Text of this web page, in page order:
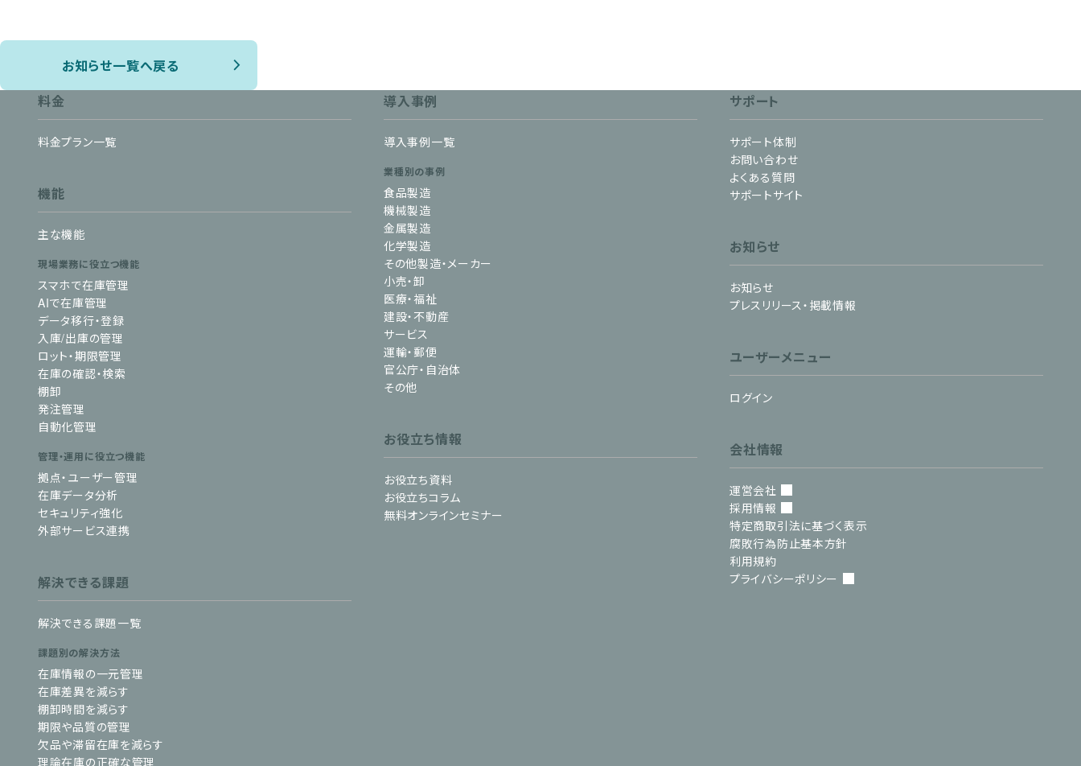
お知らせ一覧へ戻る
料金
料金プラン一覧
機能
主な機能
現場業務に役立つ機能
スマホで在庫管理
AIで在庫管理
データ移行・登録
入庫/出庫の管理
ロット・期限管理
在庫の確認・検索
棚卸
発注管理
自動化管理
管理・運用に役立つ機能
拠点・ユーザー管理
在庫データ分析
セキュリティ強化
外部サービス連携
解決できる課題
解決できる課題一覧
課題別の解決方法
在庫情報の一元管理
在庫差異を減らす
棚卸時間を減らす
期限や品質の管理
欠品や滞留在庫を減らす
理論在庫の正確な管理
導入事例
導入事例一覧
業種別の事例
食品製造
機械製造
金属製造
化学製造
その他製造・メーカー
小売・卸
医療・福祉
建設・不動産
サービス
運輸・郵便
官公庁・自治体
その他
お役立ち情報
お役立ち資料
お役立ちコラム
無料オンラインセミナー
サポート
サポート体制
お問い合わせ
よくある質問
サポートサイト
お知らせ
お知らせ
プレスリリース・掲載情報
ユーザーメニュー
ログイン
会社情報
運営会社
採用情報
特定商取引法に基づく表示
腐敗行為防止基本方針
利用規約
プライバシーポリシー